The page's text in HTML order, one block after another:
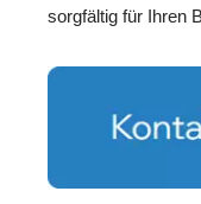
sorgfältig für Ihren